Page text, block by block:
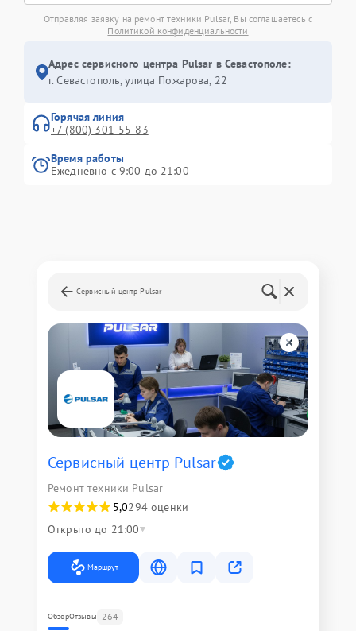
Отправляя заявку на ремонт техники Pulsar, Вы соглашаетесь с
Политикой конфиденциальности
Адрес сервисного центра Pulsar в Севастополе:
г. Севастополь, улица Пожарова, 22
Горячая линия
+7 (800) 301-55-83
Время работы
Ежедневно с 9:00 до 21:00
Сервисный центр Pulsar
Сервисный центр Pulsar
Ремонт техники Pulsar
5,0294 оценки
Открыто до 21:00
Маршрут
ОбзорОтзывы 264